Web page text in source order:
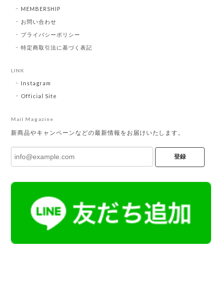
MEMBERSHIP
お問い合わせ
プライバシーポリシー
特定商取引法に基づく表記
LINK
Instagram
Official Site
Mail Magazine
新商品やキャンペーンなどの最新情報をお届けいたします。
登録